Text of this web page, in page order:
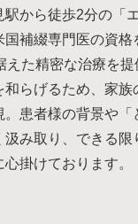
から徒歩2分の「
国補綴専門医の資
えた精密な治療を
和らげるため、家族
患者様の背景や「
汲み取り、できる限
掛けております。